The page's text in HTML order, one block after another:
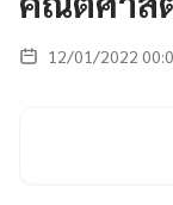
12/01/2022